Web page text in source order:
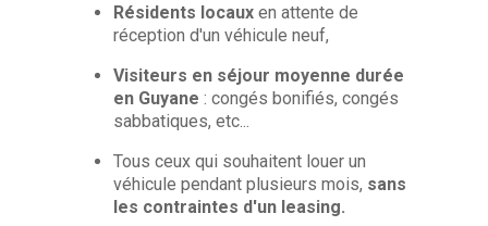
Résidents locaux en attente de
réception d'un véhicule neuf,
Visiteurs en séjour moyenne durée
en Guyane : congés bonifiés, congés
sabbatiques, etc...
Tous ceux qui souhaitent louer un
véhicule pendant plusieurs mois, sans
les contraintes d'un leasing.